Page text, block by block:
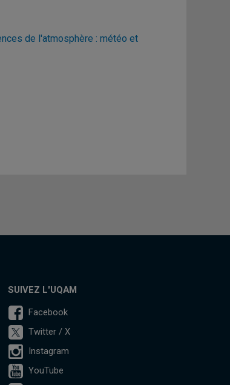
de l'atmosphère : météo et
SUIVEZ L'UQAM
Facebook
Twitter / X
Instagram
YouTube